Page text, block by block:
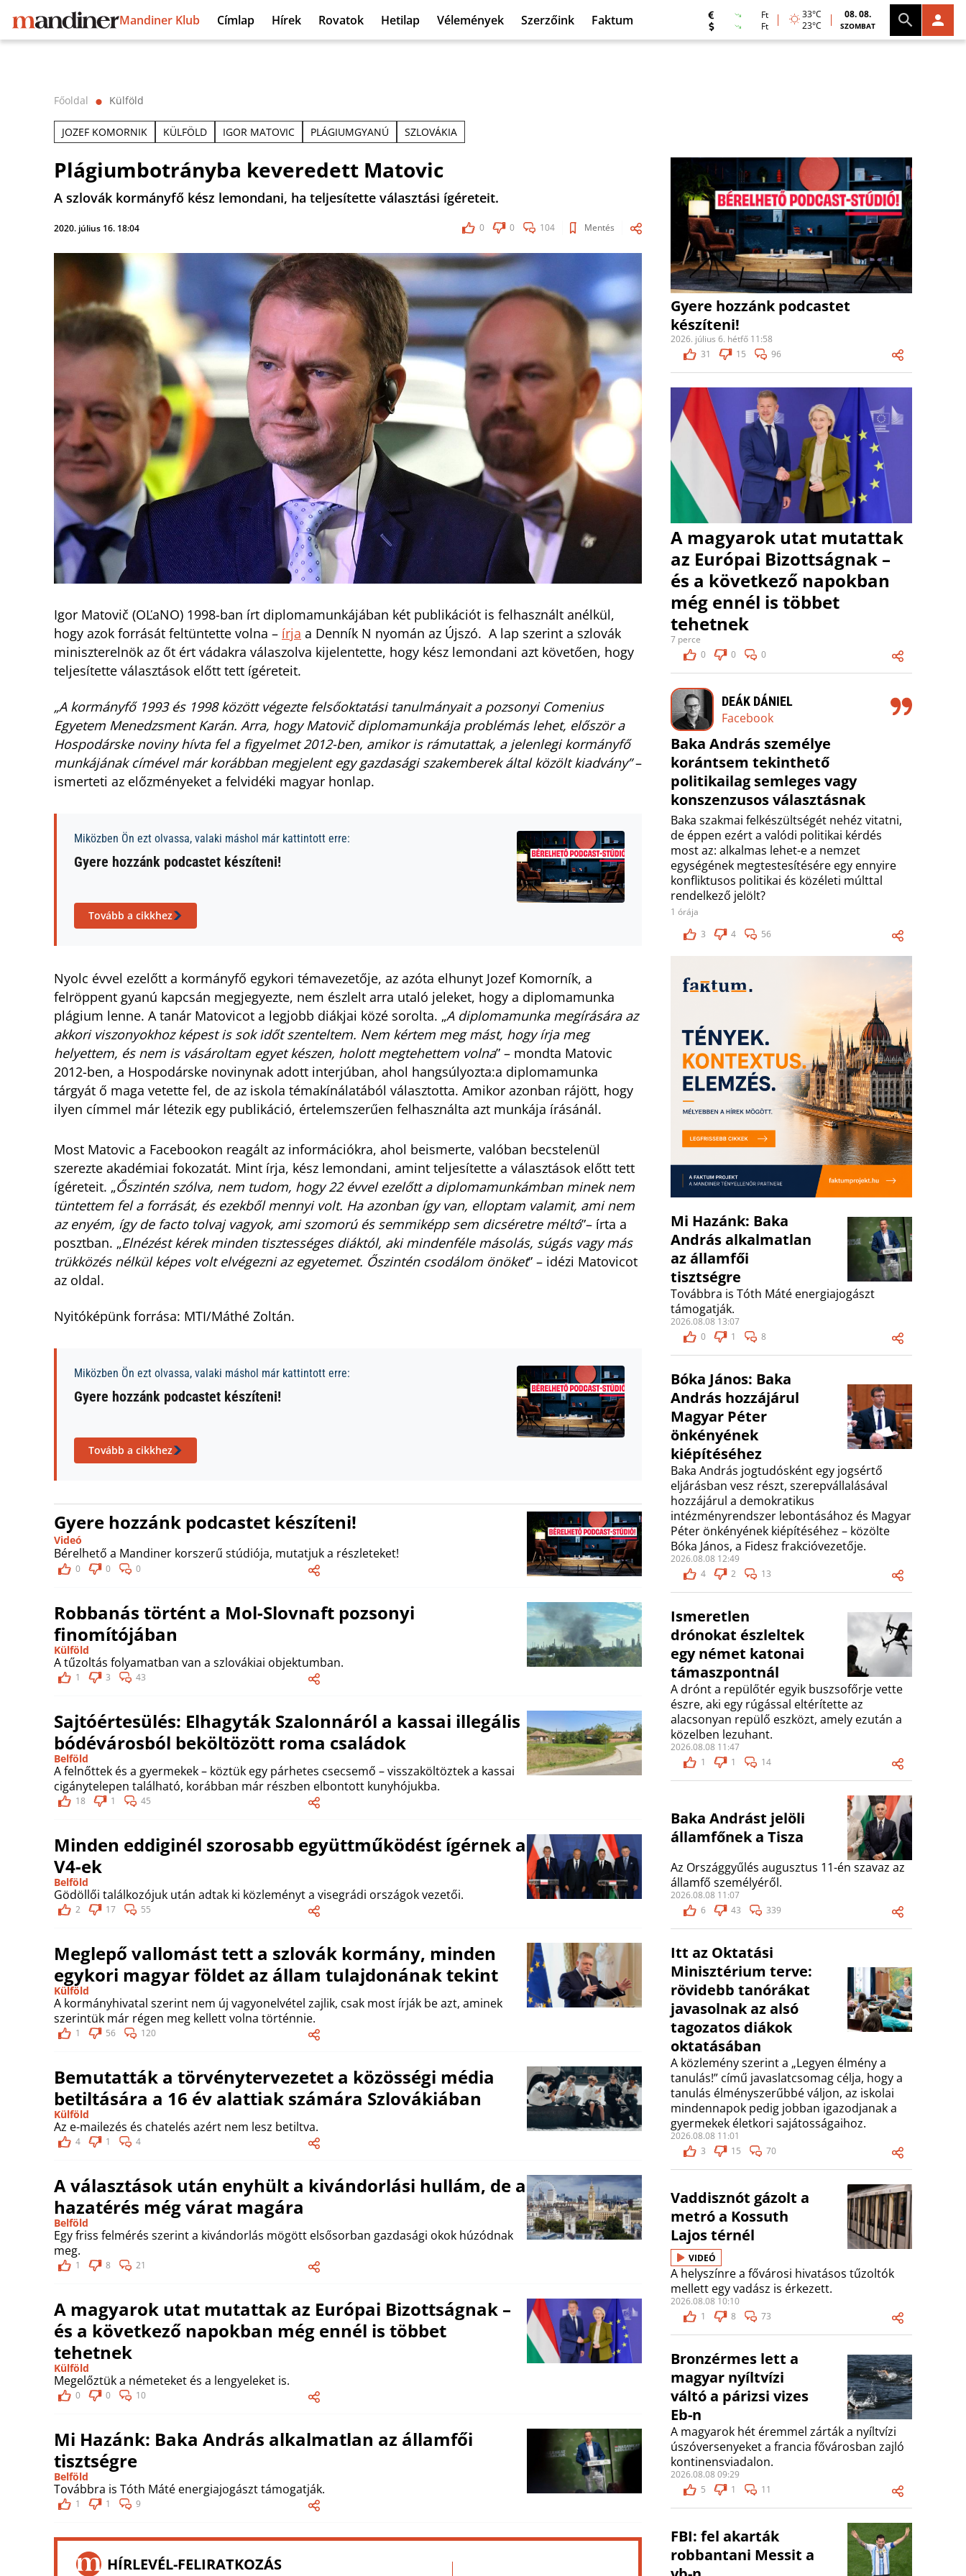
Mandiner Klub Címlap Hírek Rovatok Hetilap Vélemények Szerzőink Faktum
Ft
Ft
33°C
23°C
08. 08.
SZOMBAT
Főoldal ⬤ Külföld
JOZEF KOMORNIK KÜLFÖLD IGOR MATOVIC PLÁGIUMGYANÚ SZLOVÁKIA
Plágiumbotrányba keveredett Matovic
A szlovák kormányfő kész lemondani, ha teljesítette választási ígéreteit.
2020. július 16. 18:04 0 0 104 Mentés
Igor Matovič (OĽaNO) 1998-ban írt diplomamunkájában két publikációt is felhasznált anélkül,
hogy azok forrását feltüntette volna – írja a Denník N nyomán az Újszó. A lap szerint a szlovák
miniszterelnök az őt ért vádakra válaszolva kijelentette, hogy kész lemondani azt követően, hogy
teljesítette választások előtt tett ígéreteit.
„A kormányfő 1993 és 1998 között végezte felsőoktatási tanulmányait a pozsonyi Comenius
Egyetem Menedzsment Karán. Arra, hogy Matovič diplomamunkája problémás lehet, először a
Hospodárske noviny hívta fel a figyelmet 2012-ben, amikor is rámutattak, a jelenlegi kormányfő
munkájának címével már korábban megjelent egy gazdasági szakemberek által közölt kiadvány”–
ismerteti az előzményeket a felvidéki magyar honlap.
Miközben Ön ezt olvassa, valaki máshol már kattintott erre:
Gyere hozzánk podcastet készíteni!
Tovább a cikkhez
Nyolc évvel ezelőtt a kormányfő egykori témavezetője, az azóta elhunyt Jozef Komorník, a
felröppent gyanú kapcsán megjegyezte, nem észlelt arra utaló jeleket, hogy a diplomamunka
plágium lenne. A tanár Matovicot a legjobb diákjai közé sorolta. „A diplomamunka megírására az
akkori viszonyokhoz képest is sok időt szenteltem. Nem kértem meg mást, hogy írja meg
helyettem, és nem is vásároltam egyet készen, holott megtehettem volna” – mondta Matovic
2012-ben, a Hospodárske novinynak adott interjúban, ahol hangsúlyozta:a diplomamunka
tárgyát ő maga vetette fel, de az iskola témakínálatából választotta. Amikor azonban rájött, hogy
ilyen címmel már létezik egy publikáció, értelemszerűen felhasználta azt munkája írásánál.
Most Matovic a Facebookon reagált az információkra, ahol beismerte, valóban becstelenül
szerezte akadémiai fokozatát. Mint írja, kész lemondani, amint teljesítette a választások előtt tett
ígéreteit. „Őszintén szólva, nem tudom, hogy 22 évvel ezelőtt a diplomamunkámban minek nem
tüntettem fel a forrását, és ezekből mennyi volt. Ha azonban így van, elloptam valamit, ami nem
az enyém, így de facto tolvaj vagyok, ami szomorú és semmiképp sem dicséretre méltó”– írta a
posztban. „Elnézést kérek minden tisztességes diáktól, aki mindenféle másolás, súgás vagy más
trükközés nélkül képes volt elvégezni az egyetemet. Őszintén csodálom önöket” – idézi Matovicot
az oldal.
Nyitóképünk forrása: MTI/Máthé Zoltán.
Miközben Ön ezt olvassa, valaki máshol már kattintott erre:
Gyere hozzánk podcastet készíteni!
Tovább a cikkhez
Gyere hozzánk podcastet készíteni!
Videó
Bérelhető a Mandiner korszerű stúdiója, mutatjuk a részleteket!
0 0 0
Robbanás történt a Mol-Slovnaft pozsonyi
finomítójában
Külföld
A tűzoltás folyamatban van a szlovákiai objektumban.
1 3 43
Sajtóértesülés: Elhagyták Szalonnáról a kassai illegális
bódévárosból beköltözött roma családok
Belföld
A felnőttek és a gyermekek – köztük egy párhetes csecsemő – visszaköltöztek a kassai
cigánytelepen található, korábban már részben elbontott kunyhójukba.
18 1 45
Minden eddiginél szorosabb együttműködést ígérnek a
V4-ek
Belföld
Gödöllői találkozójuk után adtak ki közleményt a visegrádi országok vezetői.
2 17 55
Meglepő vallomást tett a szlovák kormány, minden
egykori magyar földet az állam tulajdonának tekint
Külföld
A kormányhivatal szerint nem új vagyonelvétel zajlik, csak most írják be azt, aminek
szerintük már régen meg kellett volna történnie.
1 56 120
Bemutatták a törvénytervezetet a közösségi média
betiltására a 16 év alattiak számára Szlovákiában
Külföld
Az e-mailezés és chatelés azért nem lesz betiltva.
4 1 4
A választások után enyhült a kivándorlási hullám, de a
hazatérés még várat magára
Belföld
Egy friss felmérés szerint a kivándorlás mögött elsősorban gazdasági okok húzódnak
meg.
1 8 21
A magyarok utat mutattak az Európai Bizottságnak –
és a következő napokban még ennél is többet
tehetnek
Külföld
Megelőztük a németeket és a lengyeleket is.
0 0 10
Mi Hazánk: Baka András alkalmatlan az államfői
tisztségre
Belföld
Továbbra is Tóth Máté energiajogászt támogatják.
1 1 9
HÍRLEVÉL-FELIRATKOZÁS
Gyere hozzánk podcastet
készíteni!
2026. július 6. hétfő 11:58
31
15 96
A magyarok utat mutattak
az Európai Bizottságnak –
és a következő napokban
még ennél is többet
tehetnek
7 perce
0
0 0
DEÁK DÁNIEL
Facebook
Baka András személye
korántsem tekinthető
politikailag semleges vagy
konszenzusos választásnak
Baka szakmai felkészültségét nehéz vitatni,
de éppen ezért a valódi politikai kérdés
most az: alkalmas lehet-e a nemzet
egységének megtestesítésére egy ennyire
konfliktusos politikai és közéleti múlttal
rendelkező jelölt?
1 órája
3
4 56
Mi Hazánk: Baka
András alkalmatlan
az államfői
tisztségre
Továbbra is Tóth Máté energiajogászt
támogatják.
2026.08.08 13:07
0
1 8
Bóka János: Baka
András hozzájárul
Magyar Péter
önkényének
kiépítéséhez
Baka András jogtudósként egy jogsértő
eljárásban vesz részt, szerepvállalásával
hozzájárul a demokratikus
intézményrendszer lebontásához és Magyar
Péter önkényének kiépítéséhez – közölte
Bóka János, a Fidesz frakcióvezetője.
2026.08.08 12:49
4
2 13
Ismeretlen
drónokat észleltek
egy német katonai
támaszpontnál
A drónt a repülőtér egyik buszsofőrje vette
észre, aki egy rúgással eltérítette az
alacsonyan repülő eszközt, amely ezután a
közelben lezuhant.
2026.08.08 11:47
1
1 14
Baka Andrást jelöli
államfőnek a Tisza
Az Országgyűlés augusztus 11-én szavaz az
államfő személyéről.
2026.08.08 11:07
6
43 339
Itt az Oktatási
Minisztérium terve:
rövidebb tanórákat
javasolnak az alsó
tagozatos diákok
oktatásában
A közlemény szerint a „Legyen élmény a
tanulás!” című javaslatcsomag célja, hogy a
tanulás élményszerűbbé váljon, az iskolai
mindennapok pedig jobban igazodjanak a
gyermekek életkori sajátosságaihoz.
2026.08.08 11:01
3
15 70
Vaddisznót gázolt a
metró a Kossuth
Lajos térnél
VIDEÓ
A helyszínre a fővárosi hivatásos tűzoltók
mellett egy vadász is érkezett.
2026.08.08 10:10
1
8 73
Bronzérmes lett a
magyar nyíltvízi
váltó a párizsi vizes
Eb-n
A magyarok hét éremmel zárták a nyíltvízi
úszóversenyeket a francia fővárosban zajló
kontinensviadalon.
2026.08.08 09:29
5
1 11
FBI: fel akarták
robbantani Messit a